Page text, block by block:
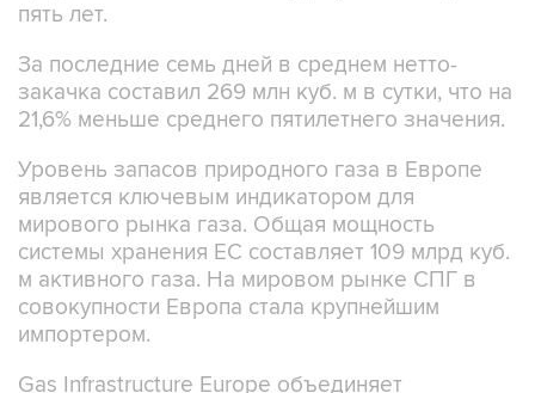
пять лет.
За последние семь дней в среднем нетто-
закачка составил 269 млн куб. м в сутки, что на
21,6% меньше среднего пятилетнего значения.
Уровень запасов природного газа в Европе
является ключевым индикатором для
мирового рынка газа. Общая мощность
системы хранения ЕС составляет 109 млрд куб.
м активного газа. На мировом рынке СПГ в
совокупности Европа стала крупнейшим
импортером.
Gas Infrastructure Europe объединяет